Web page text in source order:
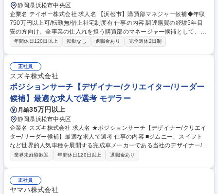
静岡県浜松市中央区
企業名 テイボー株式会社 求人名 【浜松市】購買部マネジャー候補◆年収
750万円以上可/転勤無/借上社宅制度有 仕事の内容 調達購買の経験5年目
安の方向け。全事業の仕入れを担う購買部のマネージャー候補として、戦
略立案から統括業務をお任せします。月給46万円以上の好待遇、年間休日
ら実行までを広く主導。将来的に購買部を牽引する部長候補として会社の
成長に寄与いただくことを期待しています！ ■仕入先の指導、育成、品質
管理、選定／■原材料等発注の承認／■購買予算・単価改定の承認～上申／
■予実管理■戦略的購買とパートナーシップ構築／■法務、コンプラの把握
（下請法、独禁法、環境規制等） 募集職種 【浜松市】購買部マネジャー
候補◆年収750万円以上可/転勤無/借上社宅制度有
年間休日120日以上 転勤なし 退職金あり 完全週休2日制
正社員
スズキ株式会社
ポジションサーチ【デザイナー/クリエイター/リーダー
候補】最適な求人で選考 モデラー
月給35万円以上
静岡県浜松市中央区
企業名 スズキ株式会社 求人名 ★ポジションサーチ【デザイナー/クリエイ
ター/リーダー候補】最適な求人で選考 仕事の内容 ■ジムニー、スイフト
など世界的人気車種を展開する完成車メーカーである当社のデザイナー/ク
リエイターオープン求人です。どの求人に応募するか迷われた際はこちら
デザインにおけるCMFデザイナー/GUI/グラフィックユーザーインターフ
ェイスデザイナー/デジタルモデラー/CGクリエイター/造形モデラー（クレ
業界未経験歓迎 年間休日120日以上 退職金あり
正社員
ヤマハ株式会社